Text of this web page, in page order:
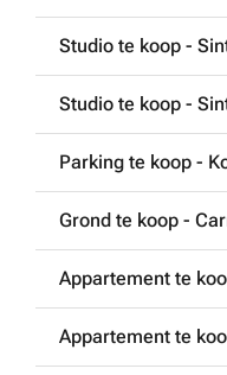
Studio te koop -
Studio te koop -
Parking te koop -
Grond te koop -
Appartement te
Appartement te